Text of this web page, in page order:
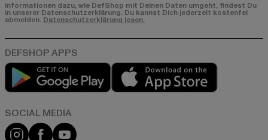
Informationen dazu, wie DefShop mit Deinen Daten umgeht, findest Du
in unserer Datenschutzerklärung. Du kannst Dich jederzeit kostenfei
abmelden. Datenschutzerklärung lesen.
Play market
Instagram
FacebookYouTube